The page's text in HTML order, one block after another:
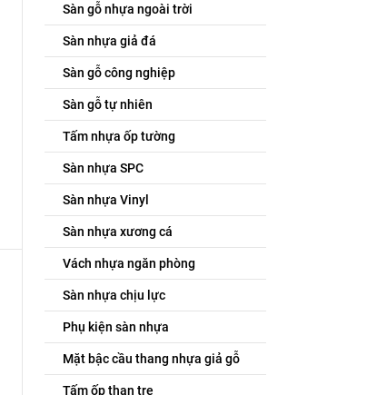
Sàn gỗ nhựa ngoài trời
Sàn nhựa giả đá
Sàn gỗ công nghiệp
Sàn gỗ tự nhiên
Tấm nhựa ốp tường
Sàn nhựa SPC
Sàn nhựa Vinyl
Sàn nhựa xương cá
Vách nhựa ngăn phòng
Sàn nhựa chịu lực
Phụ kiện sàn nhựa
Mặt bậc cầu thang nhựa giả gỗ
Tấm ốp than tre